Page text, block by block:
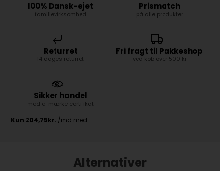
100% Dansk-ejet
familievirksomhed
Prismatch
på alle produkter
Returret
14 dages returret
Fri fragt til Pakkeshop
ved køb over 500 kr
Sikker handel
med e-mærke certifikat
Alternativer